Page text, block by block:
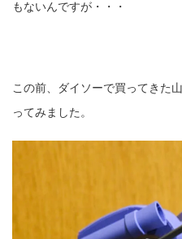
もないんですが・・・
この前、ダイソーで買ってきた
ってみました。